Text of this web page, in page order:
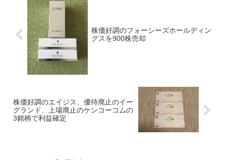
株価好調のフォーシーズホールディン
グスを900株売却
株価好調のエイジス、優待廃止のイー
グランド、上場廃止のケンコーコムの
3銘柄で利益確定